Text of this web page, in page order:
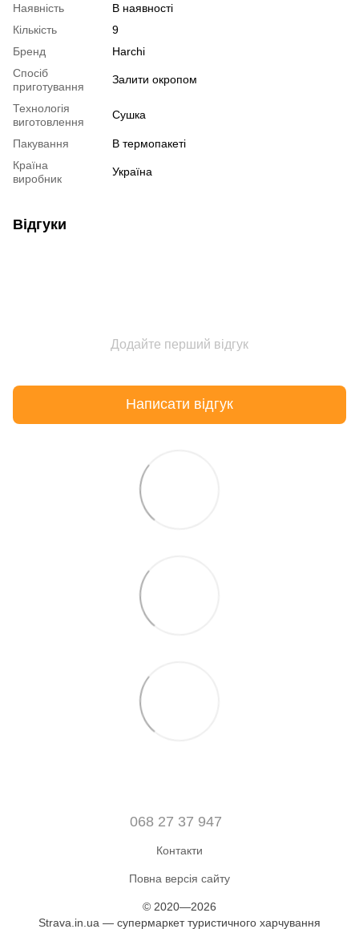
Наявність
В наявності
Кількість
9
Бренд
Harchi
Спосіб
приготування
Залити окропом
Технологія
виготовлення
Сушка
Пакування
В термопакеті
Країна
виробник
Україна
Відгуки
Додайте перший відгук
Написати відгук
068 27 37 947
Контакти
Повна версія сайту
© 2020—2026
Strava.in.ua — супермаркет туристичного харчування